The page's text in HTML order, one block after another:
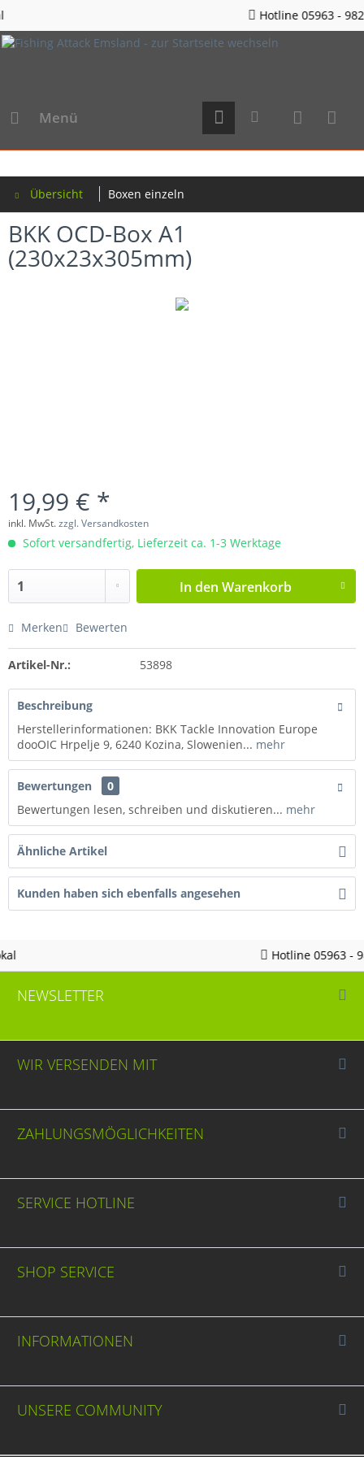
Hotline 05963 - 982823
Menü
Übersicht Boxen einzeln
BKK OCD-Box A1
(230x23x305mm)
19,99 € *
inkl. MwSt.zzgl. Versandkosten
Sofort versandfertig, Lieferzeit ca. 1-3 Werktage
In den Warenkorb
Merken Bewerten
Artikel-Nr.: 53898
Beschreibung
Herstellerinformationen: BKK Tackle Innovation Europe
dooOIC Hrpelje 9, 6240 Kozina, Slowenien... mehr
Bewertungen
0
Bewertungen lesen, schreiben und diskutieren... mehr
Ähnliche Artikel
Kunden haben sich ebenfalls angesehen
Hotline 05963 - 982823
NEWSLETTER
WIR VERSENDEN MIT
ZAHLUNGSMÖGLICHKEITEN
SERVICE HOTLINE
SHOP SERVICE
INFORMATIONEN
UNSERE COMMUNITY